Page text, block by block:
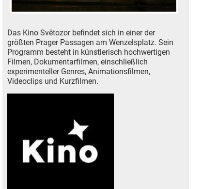
Das Kino Světozor befindet sich in einer der
größten Prager Passagen am Wenzelsplatz. Sein
Programm besteht in künstlerisch hochwertigen
Filmen, Dokumentarfilmen, einschließlich
experimenteller Genres, Animationsfilmen,
Videoclips und Kurzfilmen.